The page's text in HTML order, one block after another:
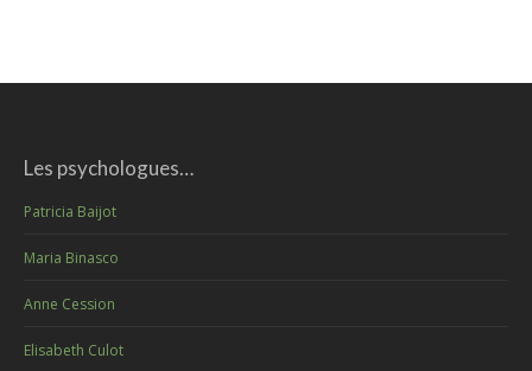
Les psychologues…
Patricia Baijot
Maria Binasco
Anne Cession
Elisabeth Culot